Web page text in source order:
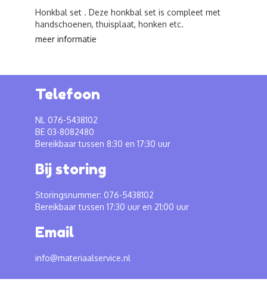
Honkbal set . Deze honkbal set is compleet met
handschoenen, thuisplaat, honken etc.
meer informatie
Telefoon
NL 076-5438102
BE 03-8082480
Bereikbaar tussen 8:30 en 17:30 uur
Bij storing
Storingsnummer: 076-5438102
Bereikbaar tussen 17:30 uur en 21:00 uur
Email
info@materiaalservice.nl